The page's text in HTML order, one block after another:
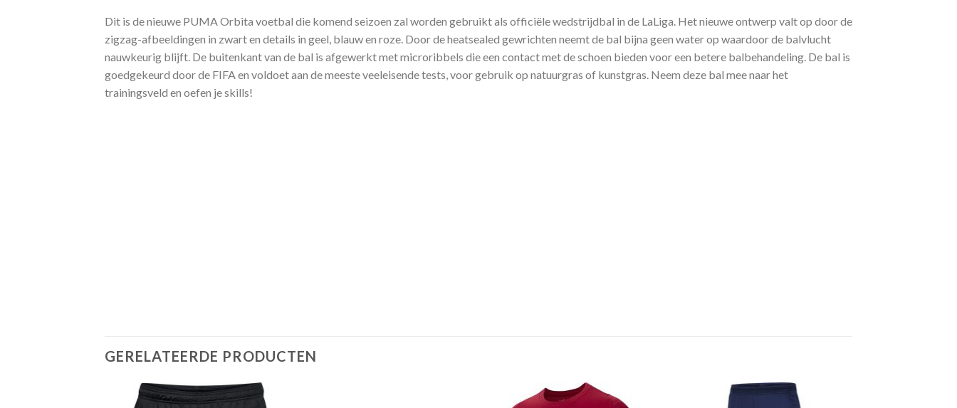
Dit is de nieuwe PUMA Orbita voetbal die komend seizoen zal worden gebruikt als officiële wedstrijdbal in de LaLiga. Het nieuwe ontwerp valt op door de
zigzag-afbeeldingen in zwart en details in geel, blauw en roze. Door de heatsealed gewrichten neemt de bal bijna geen water op waardoor de balvlucht
nauwkeurig blijft. De buitenkant van de bal is afgewerkt met microribbels die een contact met de schoen bieden voor een betere balbehandeling. De bal is
goedgekeurd door de FIFA en voldoet aan de meeste veeleisende tests, voor gebruik op natuurgras of kunstgras. Neem deze bal mee naar het
trainingsveld en oefen je skills!
GERELATEERDE PRODUCTEN